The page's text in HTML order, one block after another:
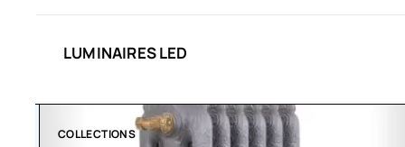
LUMINAIRES LED
COLLECTIONS